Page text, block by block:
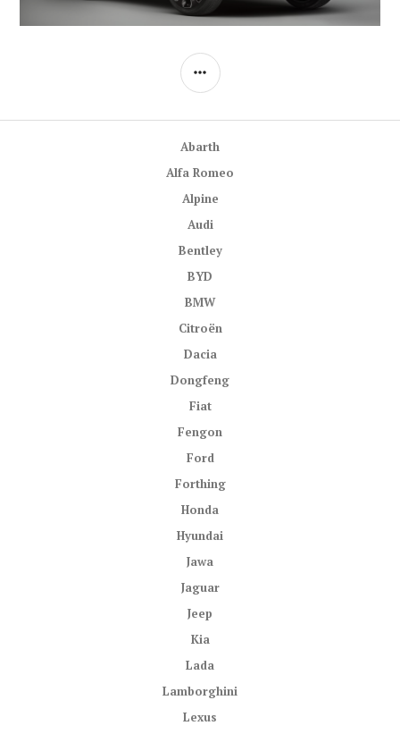
POSTRANNÍ
Abarth
Alfa Romeo
Alpine
Audi
Bentley
BYD
BMW
Citroën
Dacia
Dongfeng
Fiat
Fengon
Ford
Forthing
Honda
Hyundai
Jawa
Jaguar
Jeep
Kia
Lada
Lamborghini
Lexus